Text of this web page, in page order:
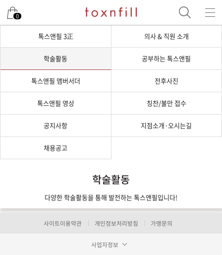
0
톡스앤필 3正 의사 & 직원 소개
학술활동 공부하는 톡스앤필
톡스앤필 앰버서더 전후사진
톡스앤필 영상 칭찬/불만 접수
공지사항 지점소개·오시는길
채용공고
학술활동
다양한 학술활동을 통해 발전하는 톡스앤필입니다!
사이트이용약관 개인정보처리방침 가맹문의
사업자정보